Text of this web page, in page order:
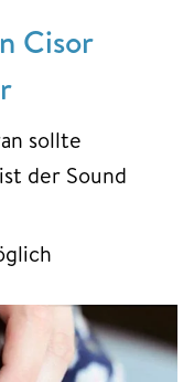
Cisor
sollte
der Sound